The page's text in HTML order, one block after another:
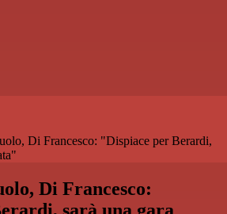
Di Francesco: "Dispiace per Berardi,
Di Francesco: